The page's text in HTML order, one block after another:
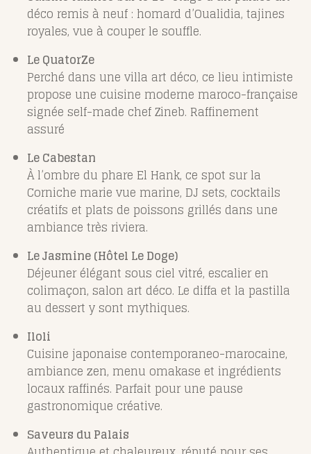
déco remis à neuf : homard d’Oualidia, tajines
royales, vue à couper le souffle.
Le QuatorZe
Perché dans une villa art déco, ce lieu intimiste
propose une cuisine moderne maroco-française
signée self-made chef Zineb. Raffinement
assuré
Le Cabestan
À l’ombre du phare El Hank, ce spot sur la
Corniche marie vue marine, DJ sets, cocktails
créatifs et plats de poissons grillés dans une
ambiance très riviera.
Le Jasmine (Hôtel Le Doge)
Déjeuner élégant sous ciel vitré, escalier en
colimaçon, salon art déco. Le diffa et la pastilla
au dessert y sont mythiques.
Iloli
Cuisine japonaise contemporaneo-marocaine,
ambiance zen, menu omakase et ingrédients
locaux raffinés. Parfait pour une pause
gastronomique créative.
Saveurs du Palais